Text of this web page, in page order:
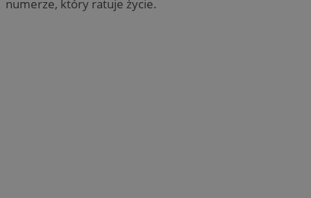
numerze, który ratuje życie.